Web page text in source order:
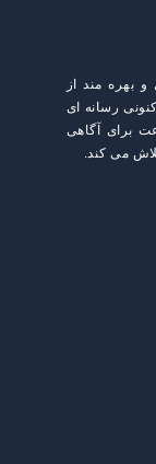
بهره مند از
رسانه ای
برای آگاهی
می کند.